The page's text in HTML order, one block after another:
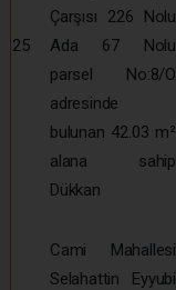
25
Çarşısı 226 Nolu
Ada 67 Nolu
parsel No:8/O
adresinde
bulunan 42.03 m²
alana sahip
Dükkan
Cami Mahallesi
Selahattin Eyyubi